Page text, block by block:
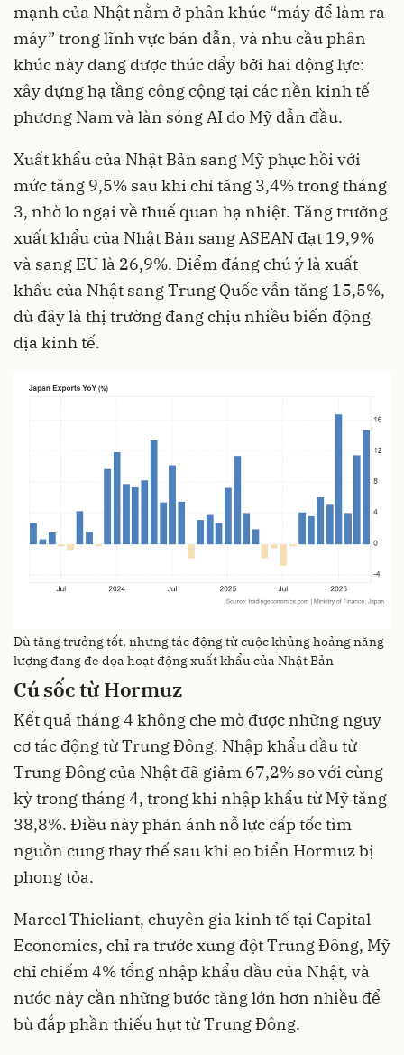
mạnh của Nhật nằm ở phân khúc “máy để làm ra
máy” trong lĩnh vực bán dẫn, và nhu cầu phân
khúc này đang được thúc đẩy bởi hai động lực:
xây dựng hạ tầng công cộng tại các nền kinh tế
phương Nam và làn sóng AI do Mỹ dẫn đầu.
Xuất khẩu của Nhật Bản sang Mỹ phục hồi với
mức tăng 9,5% sau khi chỉ tăng 3,4% trong tháng
3, nhờ lo ngại về thuế quan hạ nhiệt. Tăng trưởng
xuất khẩu của Nhật Bản sang ASEAN đạt 19,9%
và sang EU là 26,9%. Điểm đáng chú ý là xuất
khẩu của Nhật sang Trung Quốc vẫn tăng 15,5%,
dù đây là thị trường đang chịu nhiều biến động
địa kinh tế.
Dù tăng trưởng tốt, nhưng tác động từ cuộc khủng hoảng năng
lượng đang đe dọa hoạt động xuất khẩu của Nhật Bản
Cú sốc từ Hormuz
Kết quả tháng 4 không che mờ được những nguy
cơ tác động từ Trung Đông. Nhập khẩu dầu từ
Trung Đông của Nhật đã giảm 67,2% so với cùng
kỳ trong tháng 4, trong khi nhập khẩu từ Mỹ tăng
38,8%. Điều này phản ánh nỗ lực cấp tốc tìm
nguồn cung thay thế sau khi eo biển Hormuz bị
phong tỏa.
Marcel Thieliant, chuyên gia kinh tế tại Capital
Economics, chỉ ra trước xung đột Trung Đông, Mỹ
chỉ chiếm 4% tổng nhập khẩu dầu của Nhật, và
nước này cần những bước tăng lớn hơn nhiều để
bù đắp phần thiếu hụt từ Trung Đông.